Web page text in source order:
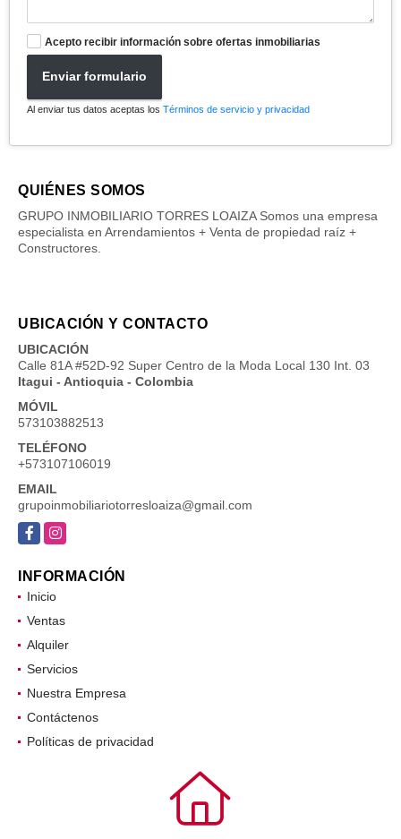
Acepto recibir información sobre ofertas inmobiliarias
Enviar formulario
Al enviar tus datos aceptas los Términos de servicio y privacidad
QUIÉNES SOMOS
GRUPO INMOBILIARIO TORRES LOAIZA Somos una empresa
especialista en Arrendamientos + Venta de propiedad raíz +
Constructores.
UBICACIÓN Y CONTACTO
UBICACIÓN
Calle 81A #52D-92 Super Centro de la Moda Local 130 Int. 03
Itagui - Antioquia - Colombia
MÓVIL
573103882513
TELÉFONO
+573107106019
EMAIL
grupoinmobiliariotorresloaiza@gmail.com
FacebookInstagram
INFORMACIÓN
Inicio
Ventas
Alquiler
Servicios
Nuestra Empresa
Contáctenos
Políticas de privacidad